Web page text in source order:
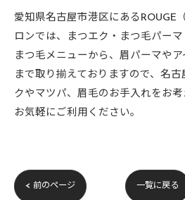
愛知県名古屋市港区にあるROUGE
ロンでは、まつエク・まつ毛パー
まつ毛メニューから、眉パーマや
まで取り揃えておりますので、名
クやマツパ、眉毛のお手入れをお
お気軽にご利用ください。
< 前のページ 一覧に戻る